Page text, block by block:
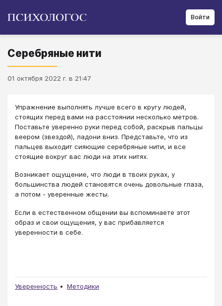
Войти
Серебряные нити
01 октября 2022 г. в 21:47
Упражнение выполнять лучше всего в кругу людей,
стоящих перед вами на расстоянии несколько метров.
Поставьте уверенно руки перед собой, раскрыв пальцы
веером (звездой), ладони вниз. Представьте, что из
пальцев выходит сияющие серебряные нити, и все
стоящие вокруг вас люди на этих нитях.
Возникает ощущение, что люди в твоих руках, у
большинства людей становятся очень довольные глаза,
а потом - уверенные жесты.
Если в естественном общении вы вспоминаете этот
образ и свои ощущения, у вас прибавляется
уверенности в себе.
Уверенность Методики